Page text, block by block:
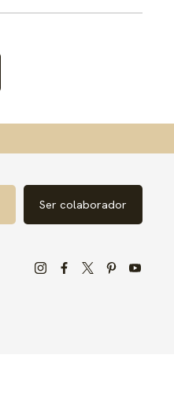
Ser colaborador